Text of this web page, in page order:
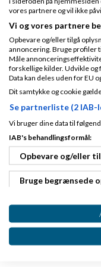
vores partnere og vil ikke
Vi og vores partnere
Opbevare og/eller tilgå
annoncering. Bruge profiler
Måle
forskellige kilder. Udvikle
Data kan deles uden for EU
Dit samtykke og cookie
Se partnerliste (2 IAB-
Vi bruger dine data til
IAB's behandlingsformål:
Opbevare og/eller
Bruge begrænsede
Oprette profiler til
Bruge profiler til at